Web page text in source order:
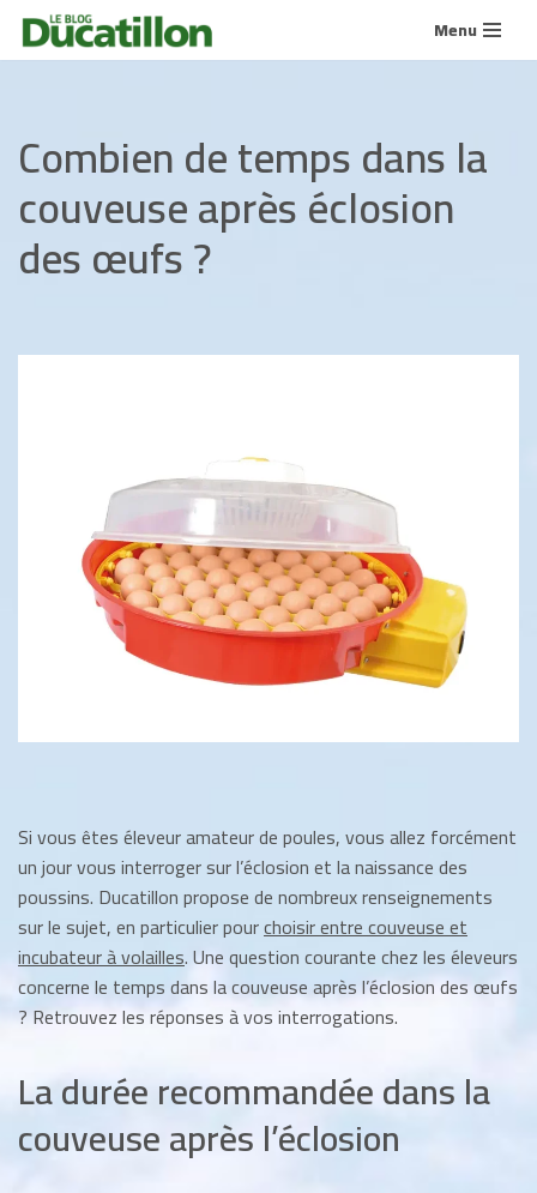
Aller
Menu
Combien de temps dans la
couveuse après éclosion
des œufs ?
Si vous êtes éleveur amateur de poules, vous allez forcément
un jour vous interroger sur l’éclosion et la naissance des
poussins. Ducatillon propose de nombreux renseignements
sur le sujet, en particulier pourchoisir entre couveuse et
incubateur à volailles. Une question courante chez les éleveurs
concerne le temps dans la couveuse après l’éclosion des œufs
? Retrouvez les réponses à vos interrogations.
La durée recommandée dans la
couveuse après l’éclosion